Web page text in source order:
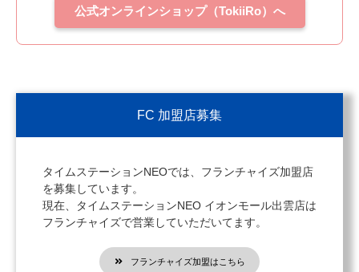
公式オンラインショップ（TokiiRo）へ
FC 加盟店募集
タイムステーションNEOでは、フランチャイズ加盟店
を募集しています。
現在、タイムステーションNEO イオンモール出雲店は
フランチャイズで営業していただいてます。
フランチャイズ加盟はこちら